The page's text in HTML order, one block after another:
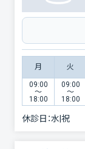
月 火
09:00
〜
18:00
09:00
〜
18:00
休診日：水|祝